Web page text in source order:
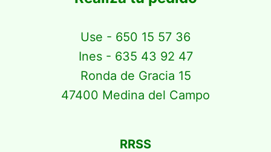
Use - 650 15 57 36
Ines - 635 43 92 47
Ronda de Gracia 15
47400 Medina del Campo
RRSS